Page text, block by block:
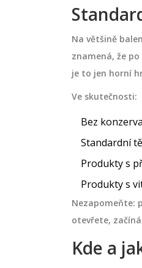
Na většině
znamená, že
je to jen horní
Ve skutečnosti:
Bez
Standardní
Produkty s
Produkty s
Nezapomeňte:
otevřete,
Kde a